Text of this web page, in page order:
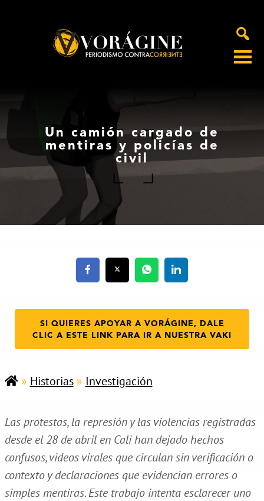
Un camión cargado de
mentiras y policías de
civil
SI QUIERES APOYAR A VORÁGINE, DALE
CLIC A ESTE LINK PARA IR A NUESTRA VAKI
» Historias» Investigación
Las protestas, la represión y las violencias registradas
desde el 28 de abril en Cali han dejado hechos
confusos, videos virales que circulan sin verificación o
contexto y declaraciones que evidencian errores o
simples mentiras. Este trabajo intenta esclarecer uno